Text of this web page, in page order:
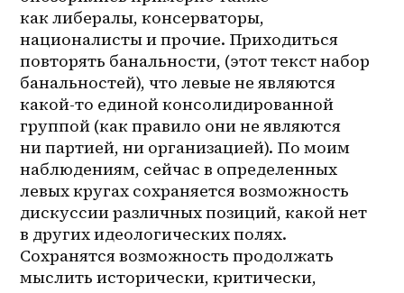
как либералы, консерваторы,
националисты и прочие. Приходиться
повторять банальности, (этот текст набор
банальностей), что левые не являются
какой-то единой консолидированной
группой (как правило они не являются
ни партией, ни организацией). По моим
наблюдениям, сейчас в определенных
левых кругах сохраняется возможность
дискуссии различных позиций, какой нет
в других идеологических полях.
Сохранятся возможность продолжать
мыслить исторически, критически,